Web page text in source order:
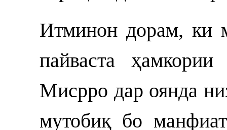
Итминон дорам, ки
пайваста
Мисрро дар оянда
мутобиқ бо